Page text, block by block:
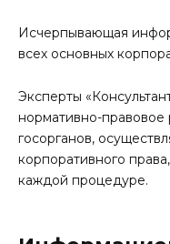
Исчерпывающая
всех основных
Эксперты
нормативно-правовое
госорганов,
корпоративного
каждой процедуре.